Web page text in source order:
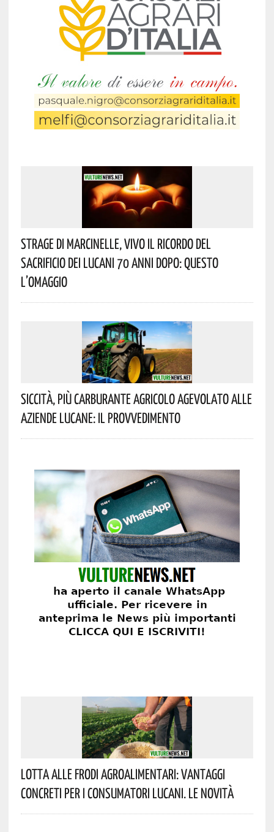
Strage Di Marcinelle, Vivo Il Ricordo Del
Sacrificio Dei Lucani 70 Anni Dopo: Questo
L’omaggio
Siccità, Più Carburante Agricolo Agevolato Alle
Aziende Lucane: Il Provvedimento
Lotta Alle Frodi Agroalimentari: Vantaggi
Concreti Per I Consumatori Lucani. Le Novità